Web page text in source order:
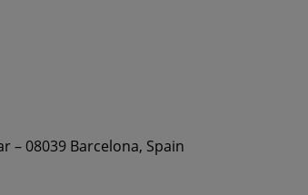
– 08039 Barcelona, Spain